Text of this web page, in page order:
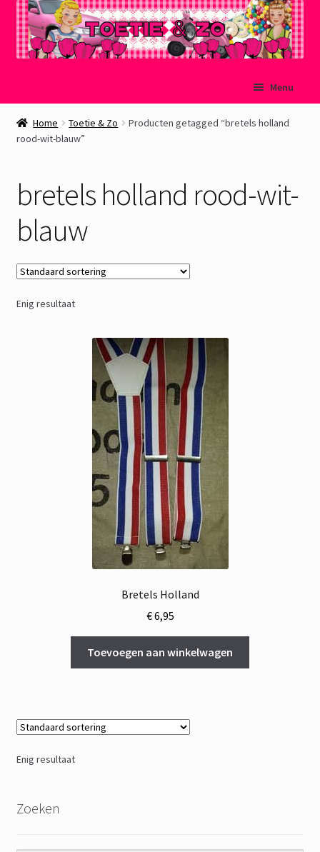
naar
navigatie
de
inhoud
Menu
Welkom
Winkelmand
Afrekenen
Over Toetie & Zo
Gastenboek
Home Toetie & Zo
Producten getagged “bretels holland
rood-wit-blauw”
bretels holland rood-wit-
blauw
Enig resultaat
Bretels Holland
€6,95
Toevoegen aan winkelwagen
Enig resultaat
Zoeken